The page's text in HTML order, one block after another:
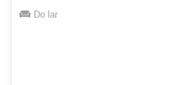
Do lar